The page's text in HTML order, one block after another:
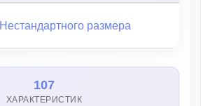
Нестандартного размера
107
ХАРАКТЕРИСТИК